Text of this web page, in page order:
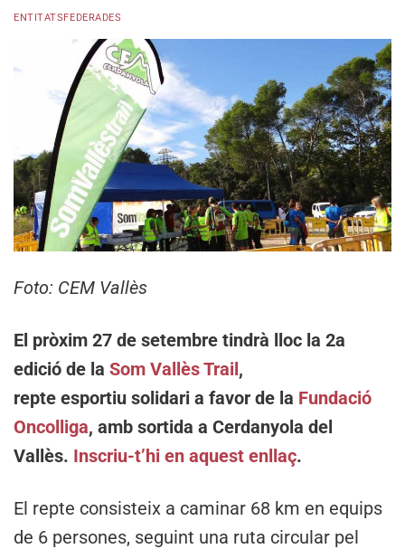
ENTITATSFEDERADES
Foto: CEM Vallès
El pròxim 27 de setembre tindrà lloc la 2a
edició de la Som Vallès Trail,
repte esportiu solidari a favor de la Fundació
Oncolliga, amb sortida a Cerdanyola del
Vallès. Inscriu-t’hi en aquest enllaç.
El repte consisteix a caminar 68 km en equips
de 6 persones, seguint una ruta circular pel